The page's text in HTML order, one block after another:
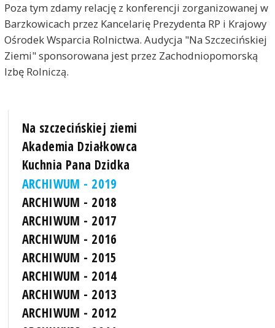
Poza tym zdamy relację z konferencji zorganizowanej w
Barzkowicach przez Kancelarię Prezydenta RP i Krajowy
Ośrodek Wsparcia Rolnictwa. Audycja "Na Szczecińskiej
Ziemi" sponsorowana jest przez Zachodniopomorską
Izbę Rolniczą.
Na szczecińskiej ziemi
Akademia Działkowca
Kuchnia Pana Dzidka
ARCHIWUM - 2019
ARCHIWUM - 2018
ARCHIWUM - 2017
ARCHIWUM - 2016
ARCHIWUM - 2015
ARCHIWUM - 2014
ARCHIWUM - 2013
ARCHIWUM - 2012